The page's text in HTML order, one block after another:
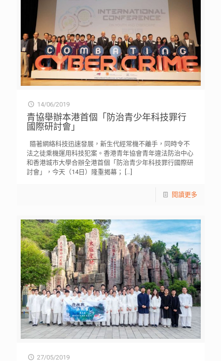
14/06/2019
青協舉辦本港首個「防治青少年科技罪行
國際研討會」
隨著網絡科技迅速發展，新生代經常機不離手，同時令不
法之徒乘機運用科技犯案。香港青年協會青年違法防治中心
和香港城市大學合辦全港首個「防治青少年科技罪行國際研
討會」，今天（14日）隆重揭幕；
[…]
閱讀更多
27/05/2019